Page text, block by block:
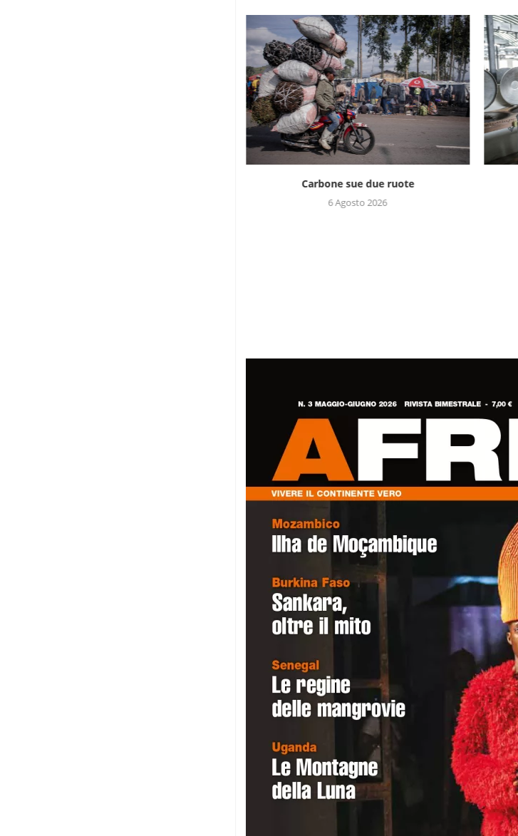
Carbone sue due ruote
6 Agosto 2026